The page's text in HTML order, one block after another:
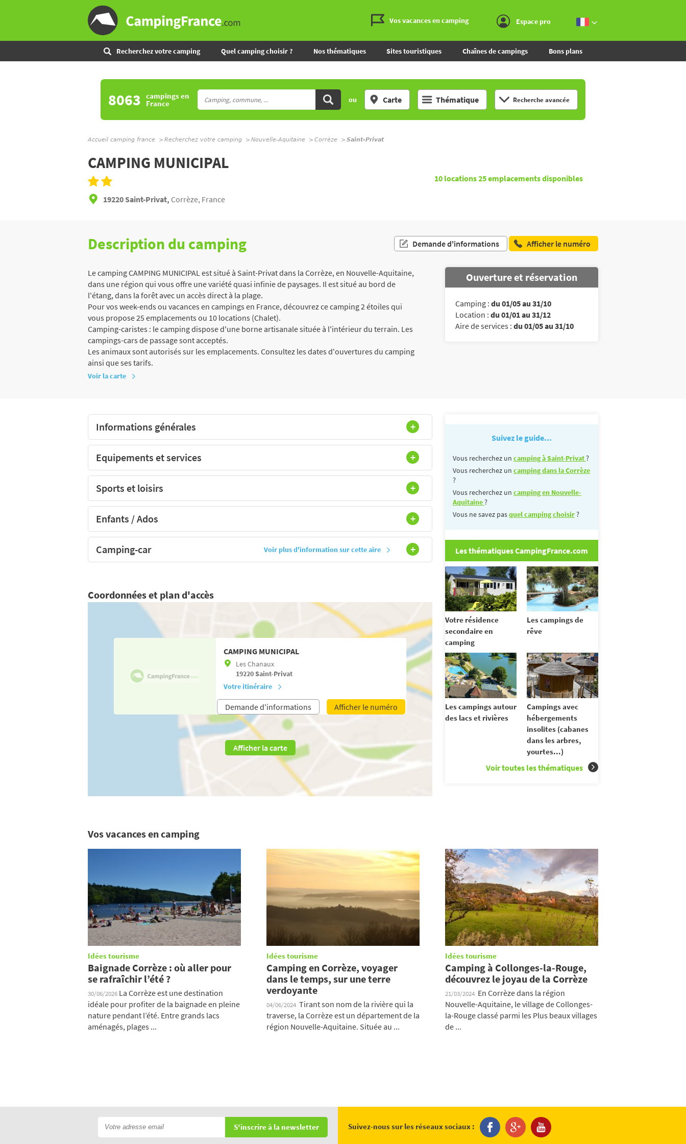
Vos vacances en camping Espace pro
Recherchez votre camping Quel camping choisir ? Nos thématiques Sites touristiques Chaînes de campings Bons plans
8063 campingsen
France ou Carte Thématique Recherche avancée
Accueil camping france Recherchez votre camping Nouvelle-Aquitaine Corrèze Saint-Privat
CAMPING MUNICIPAL
19220 Saint-Privat, Corrèze, France
10 locations25emplacements disponibles
Description du camping Demande d'informations Afficher le numéro
Le camping CAMPING MUNICIPAL est situé à Saint-Privat dans la Corrèze, en Nouvelle-Aquitaine,
dans une région qui vous offre une variété quasi infinie de paysages. Il est situé au bord de
l'étang, dans la forêt avec un accès direct à la plage.
Pour vos week-ends ou vacances en campings en France, découvrez ce camping 2 étoiles qui
vous propose 25 emplacements ou 10 locations (Chalet).
Camping-caristes : le camping dispose d'une borne artisanale située à l'intérieur du terrain. Les
campings-cars de passage sont acceptés.
Les animaux sont autorisés sur les emplacements. Consultez les dates d'ouvertures du camping
ainsi que ses tarifs.
Ouverture et réservation
Camping : du 01/05 au 31/10
Location : du 01/01 au 31/12
Aire de services : du 01/05 au 31/10
Voir la carte
Informations générales
Equipements et services
Sports et loisirs
Enfants / Ados
Camping-car Voir plus d'information sur cette aire
Coordonnées et plan d'accès
CAMPING MUNICIPAL
Les Chanaux
19220Saint-Privat
Votre itinéraire
Demande d'informations Afficher le numéro
Afficher la carte
Suivez le guide...
Vous recherchez un camping à Saint-Privat?
Vous recherchez un camping dans la Corrèze
?
Vous recherchez un camping en Nouvelle-
Aquitaine?
Vous ne savez pasquel camping choisir?
Les thématiques CampingFrance.com
Votre résidence
secondaire en
camping
Les campings de
rêve
Les campings autour
des lacs et rivières
Campings avec
hébergements
insolites (cabanes
dans les arbres,
yourtes...)
Voir toutes les thématiques
Vos vacances en camping
Idées tourisme
Baignade Corrèze : où aller pour
se rafraîchir l’été ?
30/06/2026 La Corrèze est une destination
idéale pour profiter de la baignade en pleine
nature pendant l’été. Entre grands lacs
aménagés, plages ...
Idées tourisme
Camping en Corrèze, voyager
dans le temps, sur une terre
verdoyante
04/06/2024 Tirant son nom de la rivière qui la
traverse, la Corrèze est un département de la
région Nouvelle-Aquitaine. Située au ...
Idées tourisme
Camping à Collonges-la-Rouge,
découvrez le joyau de la Corrèze
21/03/2024 En Corrèze dans la région
Nouvelle-Aquitaine, le village de Collonges-
la-Rouge classé parmi les Plus beaux villages
de ...
S'inscrire à la newsletter Suivez-nous sur les réseaux sociaux :